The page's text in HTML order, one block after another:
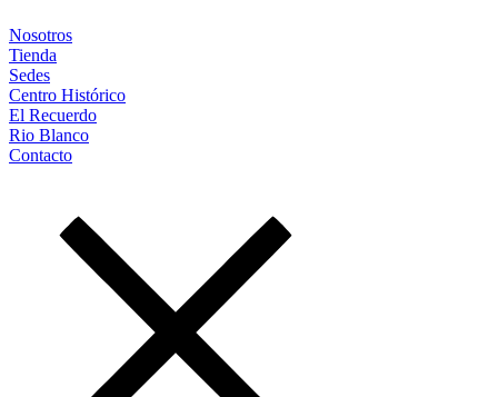
Nosotros
Tienda
Sedes
Centro Histórico
El Recuerdo
Rio Blanco
Contacto